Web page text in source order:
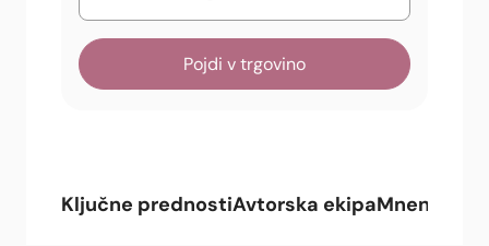
Pojdi v trgovino
Ključne prednostiAvtorska ekipaMnenja